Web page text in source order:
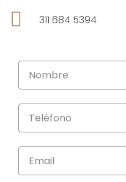
311 684 5394